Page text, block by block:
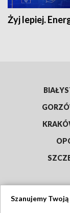
Żyj lepiej.
Szanujemy